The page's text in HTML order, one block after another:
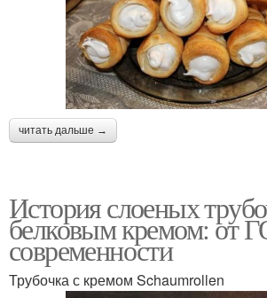
читать дальше →
История слоеных
белковым кремом: от
современности
Трубочка с кремом Schaumrollen